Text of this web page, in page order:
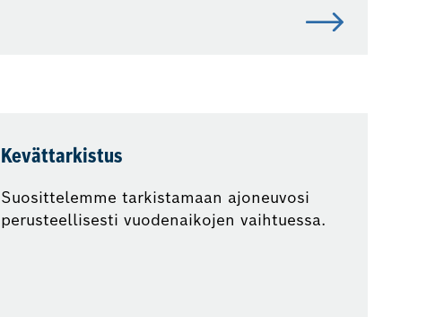
Kevättarkistus
Suosittelemme tarkistamaan ajoneuvosi
perusteellisesti vuodenaikojen vaihtuessa.